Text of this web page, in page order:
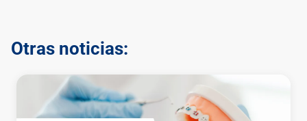
Otras noticias: